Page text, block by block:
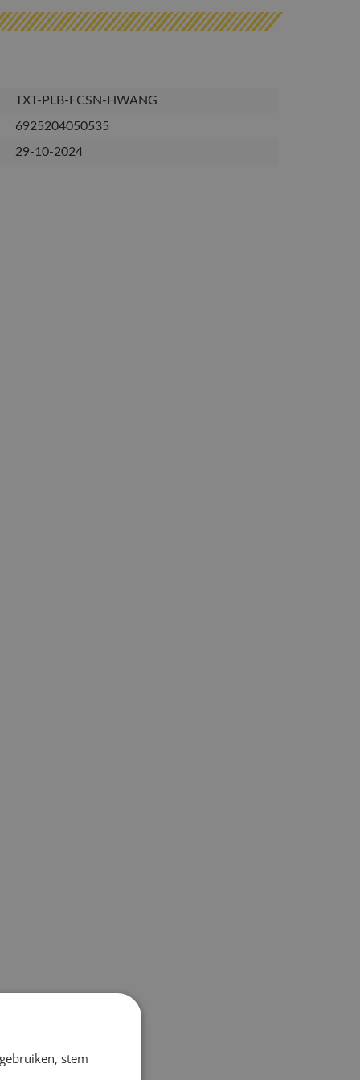
TXT-PLB-FCSN-HWANG
6925204050535
29-10-2024
stem